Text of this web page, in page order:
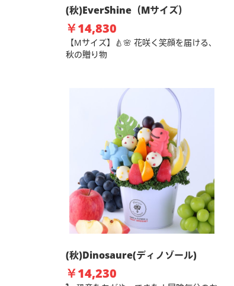
(秋)EverShine（Mサイズ）
￥14,830
【Mサイズ】🍐🌸 花咲く笑顔を届ける、
秋の贈り物
(秋)Dinosaure(ディノゾール)
￥14,230